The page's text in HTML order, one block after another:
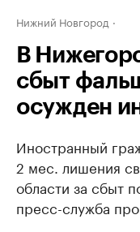
Нижний Новгород
В
сбыт
осужден
Иностранный
2 мес. лишения
области за сбыт
пресс-служба